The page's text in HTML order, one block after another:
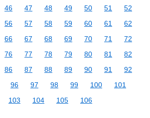
46 47 48 49 50 51
52
56 57 58 59 60 61
62
66 67 68 69 70 71
72
76 77 78 79 80 81
82
86 87 88 89 90 91
92
96 97 98 99 100
101
103 104 105 106